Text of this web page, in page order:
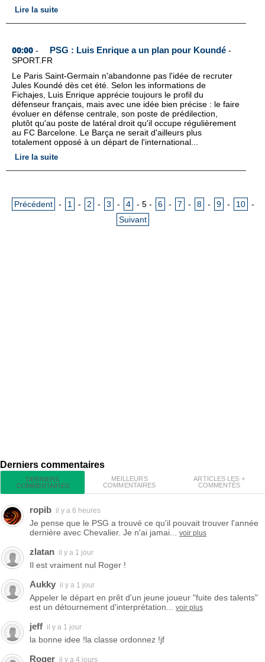
Lire la suite
00:00 - PSG : Luis Enrique a un plan pour Koundé -
SPORT.FR
Le Paris Saint-Germain n'abandonne pas l'idée de recruter
Jules Koundé dès cet été. Selon les informations de
Fichajes, Luis Enrique apprécie toujours le profil du
défenseur français, mais avec une idée bien précise : le faire
évoluer en défense centrale, son poste de prédilection,
plutôt qu'au poste de latéral droit qu'il occupe régulièrement
au FC Barcelone. Le Barça ne serait d'ailleurs plus
totalement opposé à un départ de l'international...
Lire la suite
Précédent - 1 - 2 - 3 - 4 - 5 - 6 - 7 - 8 - 9 - 10
-
Suivant
Derniers commentaires
DERNIERS
COMMENTAIRES
MEILLEURS
COMMENTAIRES
ARTICLES LES +
COMMENTÉS
ropib il y a 6 heures
Je pense que le PSG a trouvé ce qu'il pouvait trouver l'année
dernière avec Chevalier. Je n'ai jamai...
voir plus
zlatan il y a 1 jour
Il est vraiment nul Roger !
Aukky il y a 1 jour
Appeler le départ en prêt d'un jeune joueur "fuite des talents"
est un détournement d'interprétation...
voir plus
jeff il y a 1 jour
la bonne idee !la classe ordonnez !jf
Roger il y a 4 jours